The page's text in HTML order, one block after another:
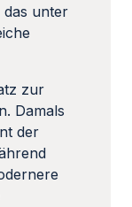
unter
zur
Damals
der